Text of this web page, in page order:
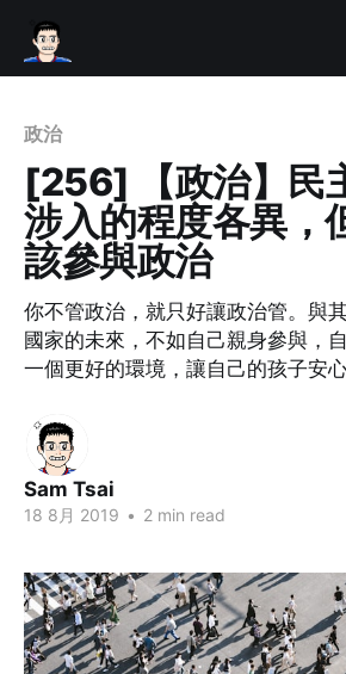
政治
[256] 【政治】民
涉入的程度各異，
該參與政治
你不管政治，就只好讓政治管。與
國家的未來，不如自己親身參與，
一個更好的環境，讓自己的孩子安心
Sam Tsai
18 8月 2019 • 2 min read